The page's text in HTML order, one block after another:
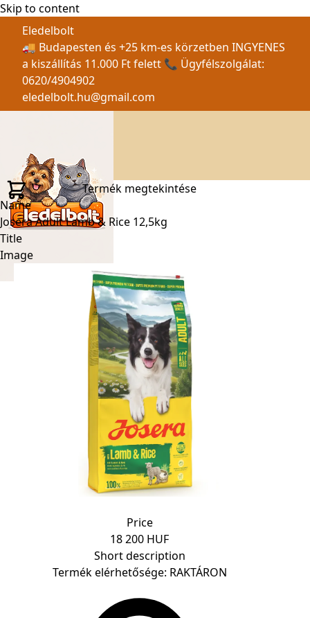
Skip to content
Eledelbolt
🚚 Budapesten és +25 km-es körzetben INGYENES
a kiszállítás 11.000 Ft felett 📞 Ügyfélszolgálat:
0620/4904902
eledelbolt.hu@gmail.com
Termék megtekintése
Name
Josera Adult Lamb & Rice 12,5kg
Title
Image
Price
18 200 HUF
Short description
Termék elérhetősége: RAKTÁRON